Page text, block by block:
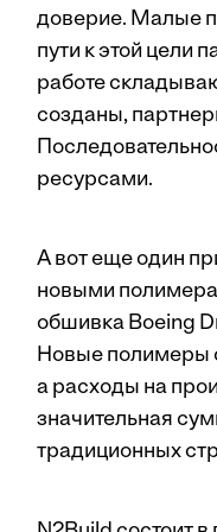
доверие. Малые
пути к этой цели
работе
созданы,
ресурсами.
А вот еще один
новыми
обшивка Boeing
Новые полимеры
а расходы на
значительная
традиционных